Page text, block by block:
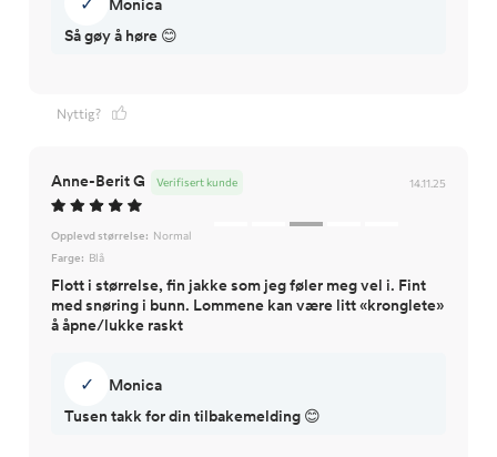
Monica
Så gøy å høre 😊
Nyttig?
Anne-Berit G 14.11.25
Verifisert kunde
Opplevd størrelse: Normal
Farge: Blå
Flott i størrelse, fin jakke som jeg føler meg vel i. Fint
med snøring i bunn. Lommene kan være litt «kronglete»
å åpne/lukke raskt
✓
Monica